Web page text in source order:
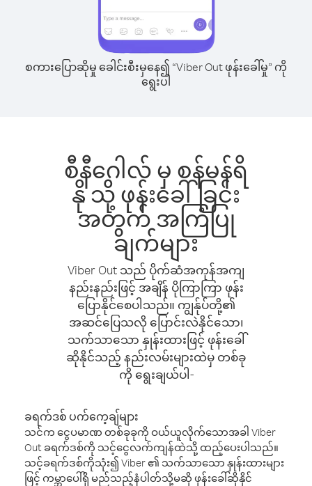
စကားပြောဆိုမှု ခေါင်းစီးမှနေ၍ “Viber Out ဖုန်းခေါ်မှု” ကို
ရွေးပါ
စီနီဂေါလ် မှ စန်မန်ရိ
နို သို့ ဖုန်းခေါ်ခြင်း
အတွက် အကြံပြု
ချက်များ
Viber Out သည် ပိုက်ဆံအကုန်အကျ
နည်းနည်းဖြင့် အချိန် ပိုကြာကြာ ဖုန်း
ပြောနိုင်စေပါသည်။ ကျွန်ုပ်တို့၏
အဆင်ပြေသလို ပြောင်းလဲနိုင်သော၊
သက်သာသော နှုန်းထားဖြင့် ဖုန်းခေါ်
ဆိုနိုင်သည့် နည်းလမ်းများထဲမှ တစ်ခု
ကို ရွေးချယ်ပါ-
ခရက်ဒစ် ပက်ကေ့ချ်များ
သင်က ငွေပမာဏ တစ်ခုခုကို ဝယ်ယူလိုက်သောအခါ Viber
Out ခရက်ဒစ်ကို သင့်ငွေလက်ကျန်ထဲသို့ ထည့်ပေးပါသည်။
သင့်ခရက်ဒစ်ကိုသုံး၍ Viber ၏ သက်သာသော နှုန်းထားများ
ဖြင့် ကမ္ဘာပေါ်ရှိ မည်သည့်နံပါတ်သို့မဆို ဖုန်းခေါ်ဆိုနိုင်